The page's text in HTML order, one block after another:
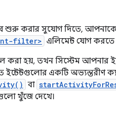
শুরু করার সুযোগ দিতে, আপনাকে
filter> এলিমেন্ট যোগ করতে
হয়, তখন সিস্টেম আপনার
ইন্টেন্টগুলোর একটি
বা
খুঁজে দেখে।